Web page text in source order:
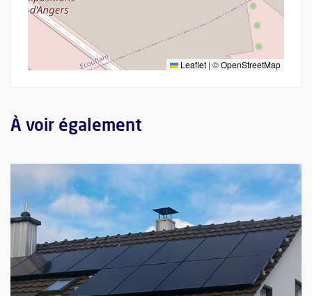
Leaflet | ©OpenStreetMap
À voir également
Plus d'information sur l'évènement : L'énergie solaire: une